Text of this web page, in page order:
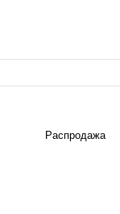
Распродажа